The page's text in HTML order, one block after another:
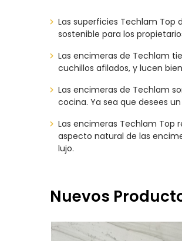
Las superficies Techlam Top
sostenible para los
Las encimeras de Techlam
cuchillos afilados, y lucen
Las encimeras de Techlam
cocina. Ya sea que desees
Las encimeras Techlam Top
aspecto natural de las
lujo.
Nuevos